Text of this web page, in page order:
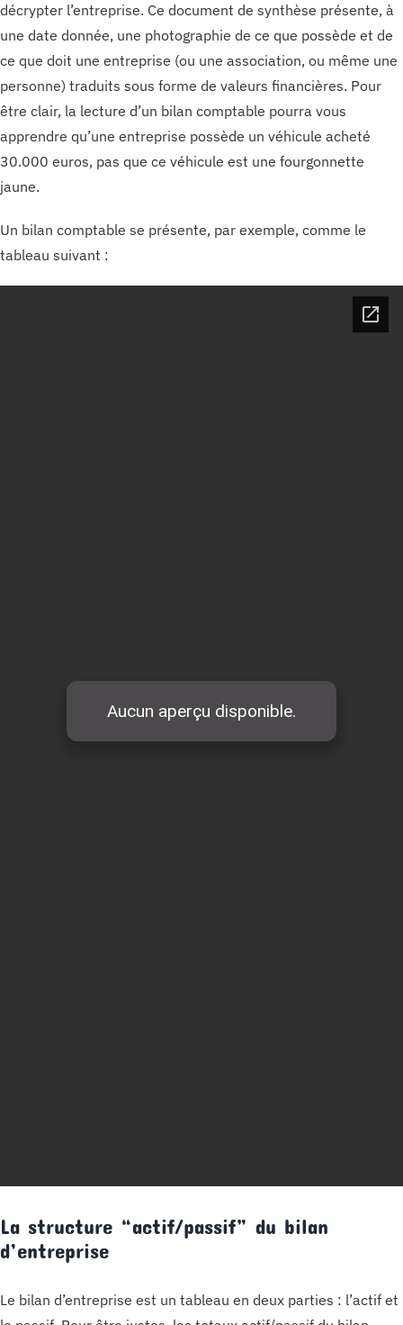
décrypter l’entreprise. Ce document de synthèse présente, à
une date donnée, une photographie de ce que possède et de
ce que doit une entreprise (ou une association, ou même une
personne) traduits sous forme de valeurs financières. Pour
être clair, la lecture d’un bilan comptable pourra vous
apprendre qu’une entreprise possède un véhicule acheté
30.000 euros, pas que ce véhicule est une fourgonnette
jaune.
Un bilan comptable se présente, par exemple, comme le
tableau suivant :
La structure “actif/passif” du bilan
d’entreprise
Le bilan d’entreprise est un tableau en deux parties : l’actif et